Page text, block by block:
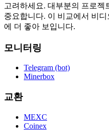
고려하세요. 대부분의 프로젝
중요합니다. 이 비교에서 비
에 더 좋아 보입니다.
모니터링
Telegram (bot)
Minerbox
교환
MEXC
Coinex